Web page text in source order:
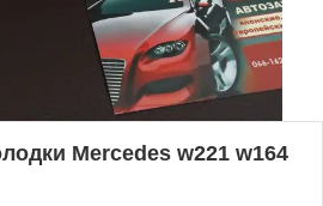
Mercedes w221 w164